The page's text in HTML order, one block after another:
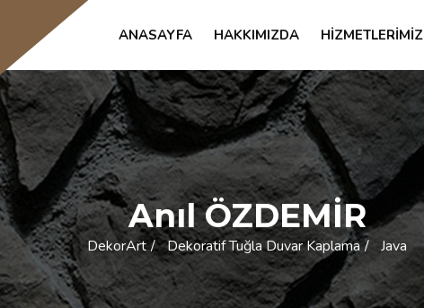
ANASAYFA HAKKIMIZDA HIZMETLERIMIZ
Anıl ÖZDEMİR
DekorArt Dekoratif Tuğla Duvar Kaplama Java